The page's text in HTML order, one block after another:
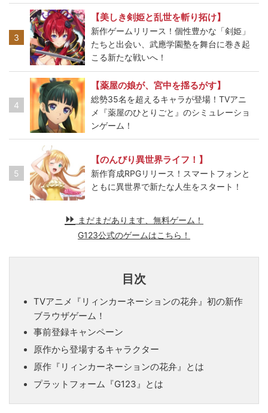
3
【美しき剣姫と乱世を斬り拓け】
新作ゲームリリース！個性豊かな「剣姫」
たちと出会い、武應学園塾を舞台に巻き起
こる新たな戦いへ！
4
【薬屋の娘が、宮中を揺るがす】
総勢35名を超えるキャラが登場！TVアニ
メ『薬屋のひとりごと』のシミュレーショ
ンゲーム！
5
【のんびり異世界ライフ！】
新作育成RPGリリース！スマートフォンと
ともに異世界で新たな人生をスタート！
まだまだあります、無料ゲーム！
G123公式のゲームはこちら！
目次
TVアニメ『リィンカーネーションの花弁』初の新作
ブラウザゲーム！
事前登録キャンペーン
原作から登場するキャラクター
原作『リィンカーネーションの花弁』とは
プラットフォーム『G123』とは